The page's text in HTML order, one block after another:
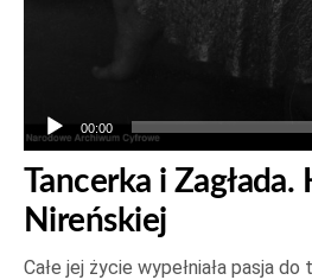
00:00
Tancerka i Zagłada.
Nireńskiej
Całe jej życie wypełniała pasja